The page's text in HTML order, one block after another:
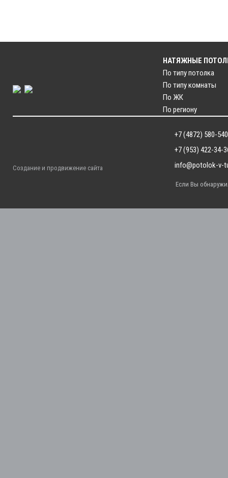
НАТЯЖНЫЕ
По типу потолка
По типу комнаты
По ЖК
По региону
Создание и продвижение сайта
+7 (4872) 580-540
+7 (953) 422-34-
info@potolok-v-
Если Вы